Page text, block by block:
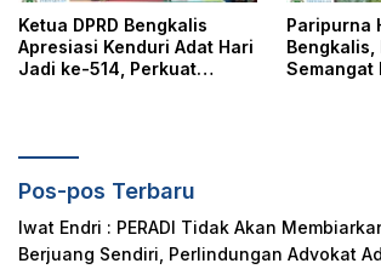
Ketua DPRD Bengkalis
Apresiasi Kenduri Adat Hari
Jadi ke-514, Perkuat
Paripurna
Bengkalis,
Semangat
Pos-pos Terbaru
Iwat Endri : PERADI Tidak Akan
Berjuang Sendiri, Perlindungan Advokat